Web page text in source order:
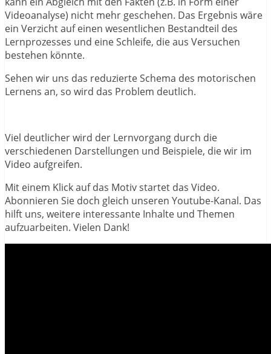
Videoanalyse) nicht mehr geschehen. Das Ergebnis wäre
ein Verzicht auf einen wesentlichen Bestandteil des
Lernprozesses und eine Schleife, die aus Versuchen
bestehen könnte.
Sehen wir uns das reduzierte Schema des motorischen
Lernens an, so wird das Problem deutlich.
Viel deutlicher wird der Lernvorgang durch die
verschiedenen Darstellungen und Beispiele, die wir im
Video aufgreifen.
Mit einem Klick auf das Motiv startet das Video.
Abonnieren Sie doch gleich unseren Youtube-Kanal. Das
hilft uns, weitere interessante Inhalte und Themen
aufzuarbeiten. Vielen Dank!